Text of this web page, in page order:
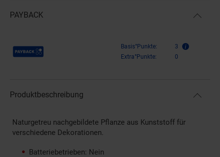
PAYBACK
Payback Punkte Basis°Punkte:
3
Extra°Punkte:
0
Produktbeschreibung
Naturgetreu nachgebildete Pflanze aus Kunststoff für
verschiedene Dekorationen.
Batteriebetrieben: Nein